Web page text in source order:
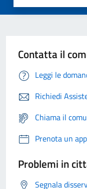
Contatta il
Leggi le
Richiedi
Chiama il
Prenota un
Problemi in
Segnala